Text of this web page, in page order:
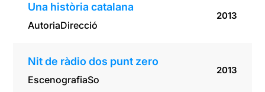
Una història catalana
AutoriaDirecció
2013
Nit de ràdio dos punt zero
EscenografiaSo
2013